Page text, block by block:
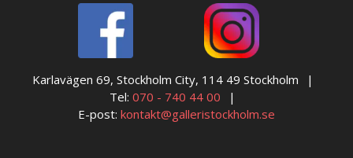
Karlavägen 69, Stockholm City, 114 49 Stockholm
Tel: 070 - 740 44 00
E-post: kontakt@galleristockholm.se